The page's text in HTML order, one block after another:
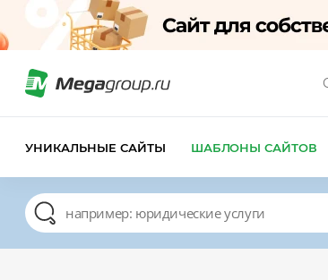
УНИКАЛЬНЫЕ САЙТЫ ШАБЛОНЫ САЙТОВ